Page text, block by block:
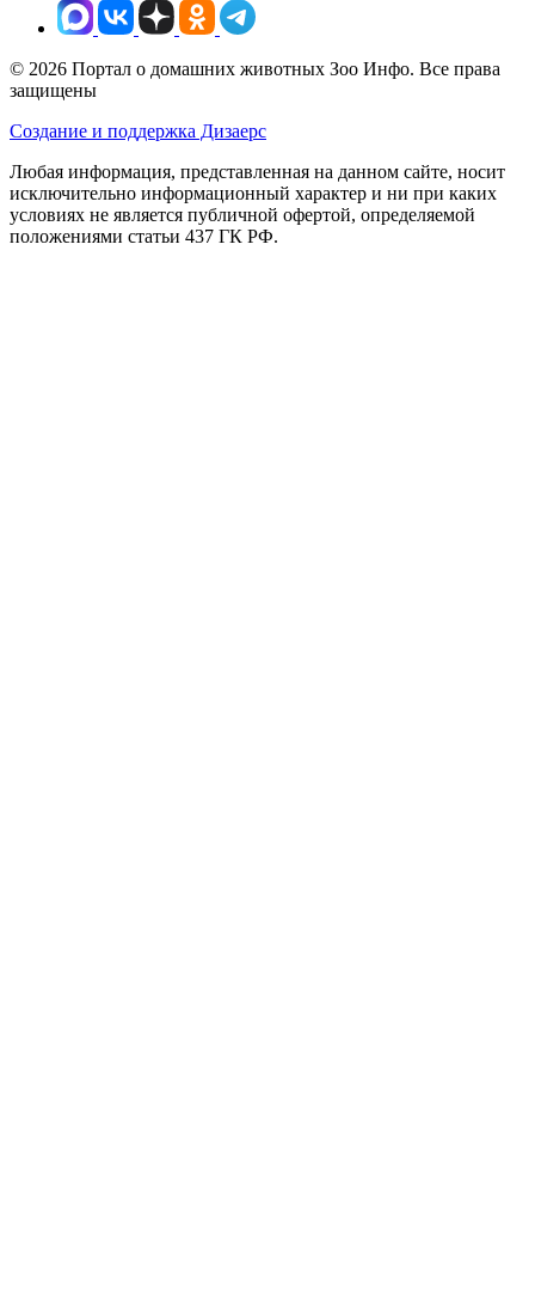
© 2026 Портал о домашних животных Зоо Инфо. Все права
защищены
Создание и поддержка Дизаерс
Любая информация, представленная на данном сайте, носит
исключительно информационный характер и ни при каких
условиях не является публичной офертой, определяемой
положениями статьи 437 ГК РФ.